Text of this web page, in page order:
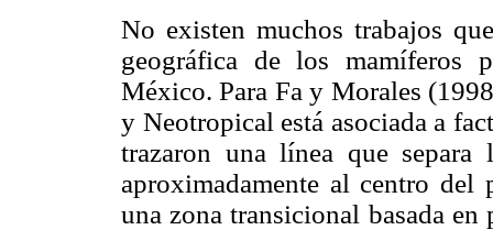
No existen muchos trabajos
geográfica de los mamíferos
México. Para Fa y Morales
y Neotropical está asociada a
trazaron una línea que separa
aproximadamente al centro
una zona transicional basada